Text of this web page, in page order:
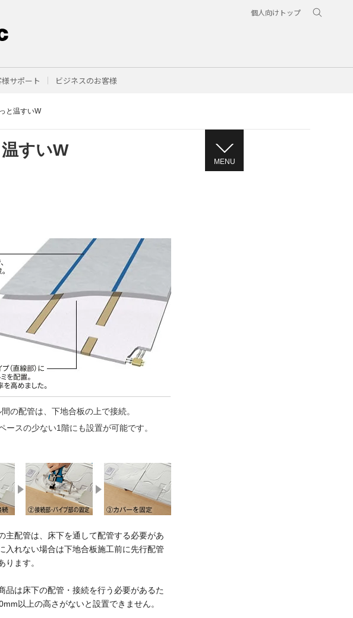
個人向けトップ
サポート ビジネスのお客様
と温すいW
すいW
MENU
の配管は、下地合板の上で接続。
ースの少ない1階にも設置が可能です。
主配管は、床下を通して配管する必要があ
入れない場合は下地合板施工前に先行配管
ります。
品は床下の配管・接続を行う必要があるた
以上の高さがないと設置できません。